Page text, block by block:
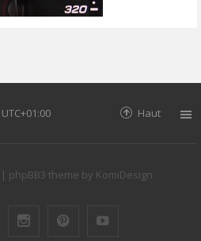
UTC+01:00 Haut
| phpBB3 theme by KomiDesign